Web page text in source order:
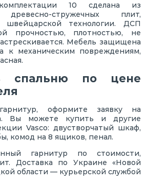
10 сделана из
древесно-стружечных плит,
швейцарской технологии. ДСП
прочностью, плотностью, не
Мебель защищена
к механическим повреждениям,
спальню по цене
оформите заявку на
Вы можете купить и другие
Vasco: двустворчатый шкаф,
комод на 8 ящиков, пенал.
гарнитур по стоимости,
Доставка по Украине «Новой
области — курьерской службой